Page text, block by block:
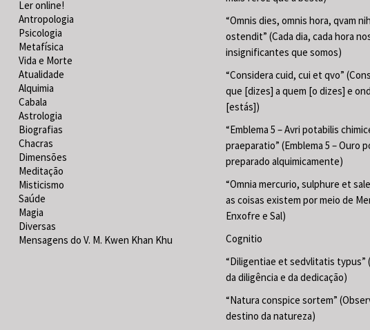
Ler online!
Antropologia
Psicologia
Metafísica
Vida e Morte
Atualidade
Alquimia
Cabala
Astrologia
Biografias
Chacras
Dimensões
Meditação
Misticismo
Saúde
Magia
Diversas
Mensagens do V. M. Kwen Khan Khu
“Omnis dies, omnis hora, qvam
ostendit” (Cada dia, cada hora
insignificantes que somos)
“Considera cuid, cui et qvo”
que [dizes] a quem [o dizes] e
[estás])
“Emblema 5 – Avri potabilis
praeparatio” (Emblema 5 – Ouro
preparado alquimicamente)
“Omnia mercurio, sulphure et
as coisas existem por meio de
Enxofre e Sal)
Cognitio
“Diligentiae et sedvlitatis typus”
da diligência e da dedicação)
“Natura conspice sortem”
destino da natureza)